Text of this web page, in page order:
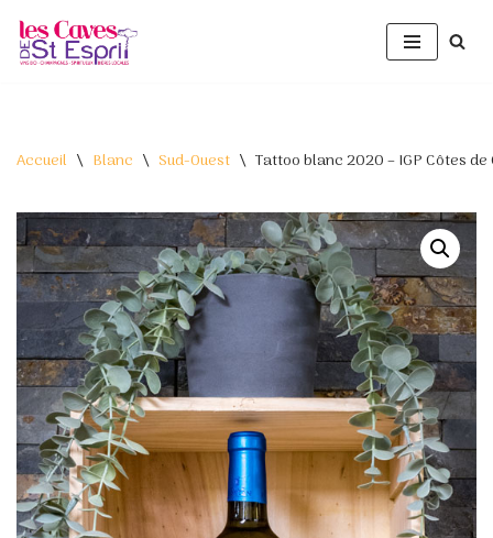
Aller
Accueil \ Blanc \ Sud-Ouest \ Tattoo blanc 2020 – IGP Côtes de